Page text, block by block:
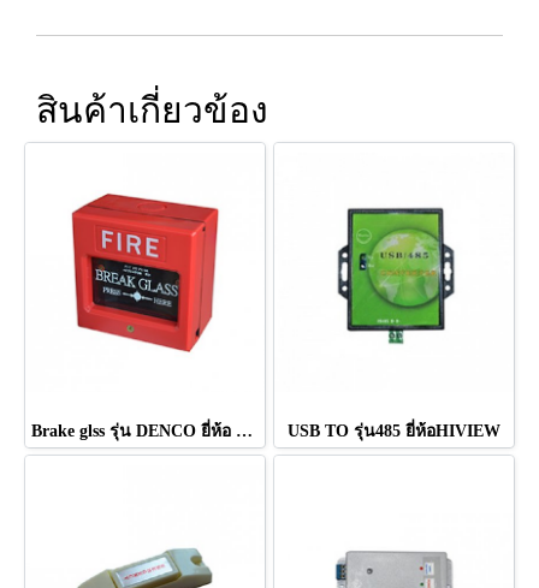
สินค้าเกี่ยวข้อง
Brake glss รุ่น DENCO ยี่ห้อ HIVIEW USB TO รุ่น485 ยี่ห้อHIVIEW